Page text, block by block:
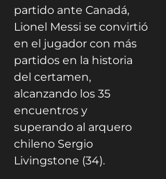
partido ante Canadá,
Lionel Messi se convirtió
en el jugador con más
partidos en la historia
del certamen,
alcanzando los 35
encuentros y
superando al arquero
chileno Sergio
Livingstone (34).